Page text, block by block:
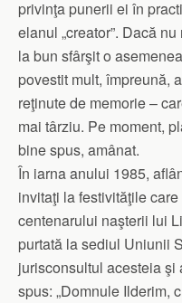
privinţa punerii ei în
elanul „creator”. Dacă
la bun sfârşit o
povestit mult, împreună,
reţinute de memorie –
mai târziu. Pe moment,
bine spus, amânat.
În iarna anului 1985,
invitaţi la festivităţile
centenarului naşterii lui
purtată la sediul Uniunii
jurisconsultul acesteia
spus: „Domnule Ilderim,